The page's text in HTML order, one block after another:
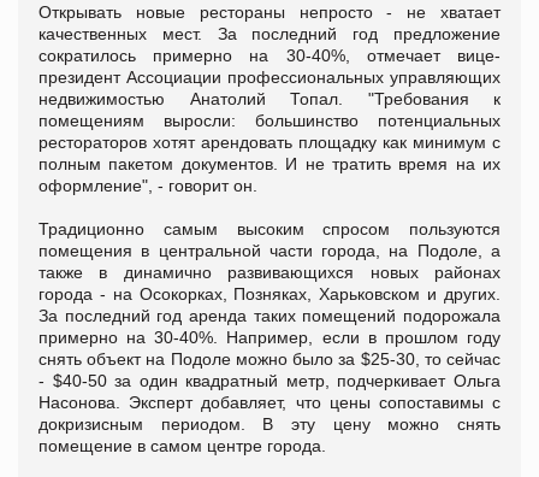
Открывать новые рестораны непросто - не хватает
качественных мест. За последний год предложение
сократилось примерно на 30-40%, отмечает вице-
президент Ассоциации профессиональных управляющих
недвижимостью Анатолий Топал. "Требования к
помещениям выросли: большинство потенциальных
рестораторов хотят арендовать площадку как минимум с
полным пакетом документов. И не тратить время на их
оформление", - говорит он.
Традиционно самым высоким спросом пользуются
помещения в центральной части города, на Подоле, а
также в динамично развивающихся новых районах
города - на Осокорках, Позняках, Харьковском и других.
За последний год аренда таких помещений подорожала
примерно на 30-40%. Например, если в прошлом году
снять объект на Подоле можно было за $25-30, то сейчас
- $40-50 за один квадратный метр, подчеркивает Ольга
Насонова. Эксперт добавляет, что цены сопоставимы с
докризисным периодом. В эту цену можно снять
помещение в самом центре города.